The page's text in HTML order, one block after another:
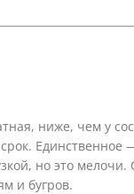
ниже, чем у
но это мелочи.
и бугров.